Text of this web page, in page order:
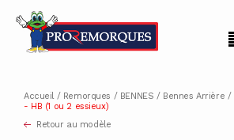
Accueil/ Remorques / BENNES / Bennes Arrière /
- HB (1 ou 2 essieux)
Retour au modèle